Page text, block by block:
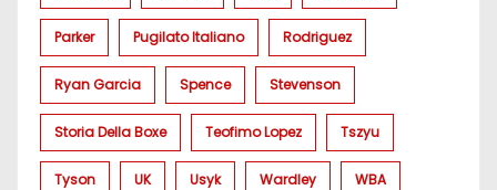
Parker Pugilato Italiano Rodriguez
Ryan Garcia Spence Stevenson
Storia Della Boxe Teofimo Lopez Tszyu
Tyson UK Usyk Wardley WBA